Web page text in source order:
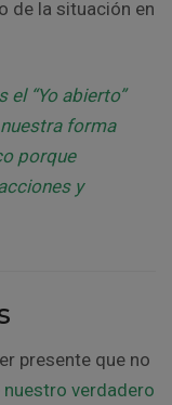
de la situación en
“Yo abierto”
forma
porque
y
presente que no
nuestro verdadero